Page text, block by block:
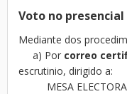
Voto no presencial
Mediante dos
a) Por correo
escrutinio, dirigido a:
MESA ELECTORAL